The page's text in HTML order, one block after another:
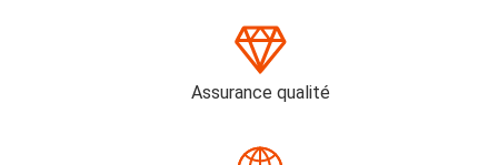
Assurance qualité